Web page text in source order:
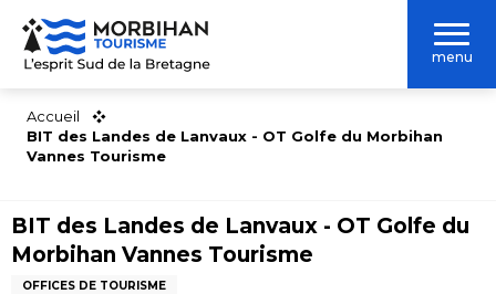
Aller
contenu
menu
Accueil
BIT des Landes de Lanvaux - OT Golfe du Morbihan
Vannes Tourisme
BIT des Landes de Lanvaux - OT Golfe du
Morbihan Vannes Tourisme
OFFICES DE TOURISME